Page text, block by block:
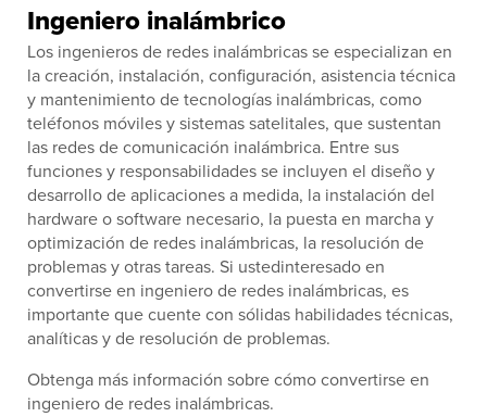
Ingeniero inalámbrico
Los ingenieros de redes inalámbricas se especializan en
la creación, instalación, configuración, asistencia técnica
y mantenimiento de tecnologías inalámbricas, como
teléfonos móviles y sistemas satelitales, que sustentan
las redes de comunicación inalámbrica. Entre sus
funciones y responsabilidades se incluyen el diseño y
desarrollo de aplicaciones a medida, la instalación del
hardware o software necesario, la puesta en marcha y
optimización de redes inalámbricas, la resolución de
problemas y otras tareas. Si ustedinteresado en
convertirse en ingeniero de redes inalámbricas, es
importante que cuente con sólidas habilidades técnicas,
analíticas y de resolución de problemas.
Obtenga más información sobre cómo convertirse en
ingeniero de redes inalámbricas.